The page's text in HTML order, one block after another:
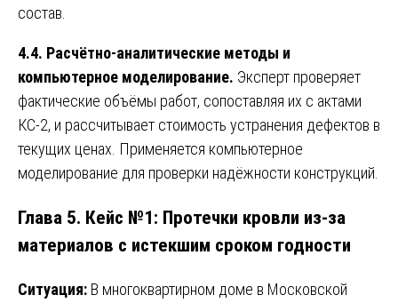
состав.
4.4. Расчётно-аналитические методы и
компьютерное моделирование. Эксперт проверяет
фактические объёмы работ, сопоставляя их с актами
КС-2, и рассчитывает стоимость устранения дефектов в
текущих ценах. Применяется компьютерное
моделирование для проверки надёжности конструкций.
Глава 5. Кейс №1: Протечки кровли из-за
материалов с истекшим сроком годности
Ситуация: В многоквартирном доме в Московской